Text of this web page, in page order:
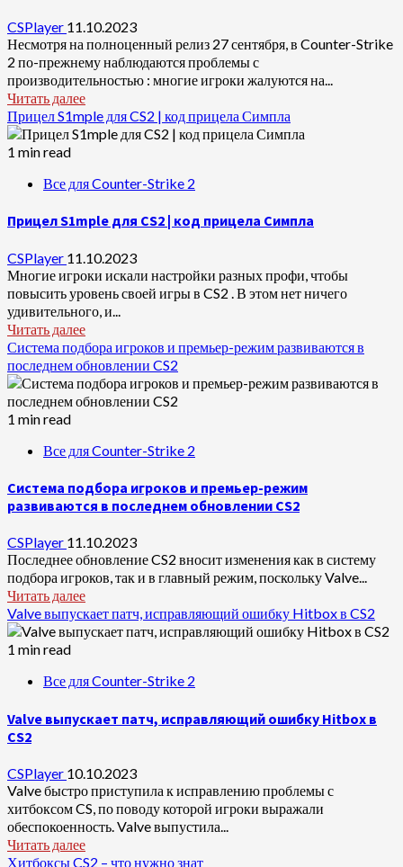
CSPlayer 11.10.2023
Несмотря на полноценный релиз 27 сентября, в Counter-Strike
2 по-прежнему наблюдаются проблемы с
производительностью : многие игроки жалуются на...
Читать далее
Прицел S1mple для CS2 | код прицела Симпла
1 min read
Все для Counter-Strike 2
Прицел S1mple для CS2 | код прицела Симпла
CSPlayer 11.10.2023
Многие игроки искали настройки разных профи, чтобы
повысить уровень своей игры в CS2 . В этом нет ничего
удивительного, и...
Читать далее
Система подбора игроков и премьер-режим развиваются в
последнем обновлении CS2
1 min read
Все для Counter-Strike 2
Система подбора игроков и премьер-режим
развиваются в последнем обновлении CS2
CSPlayer 11.10.2023
Последнее обновление CS2 вносит изменения как в систему
подбора игроков, так и в главный режим, поскольку Valve...
Читать далее
Valve выпускает патч, исправляющий ошибку Hitbox в CS2
1 min read
Все для Counter-Strike 2
Valve выпускает патч, исправляющий ошибку Hitbox в
CS2
CSPlayer 10.10.2023
Valve быстро приступила к исправлению проблемы с
хитбоксом CS, по поводу которой игроки выражали
обеспокоенность. Valve выпустила...
Читать далее
Хитбоксы CS2 – что нужно знат